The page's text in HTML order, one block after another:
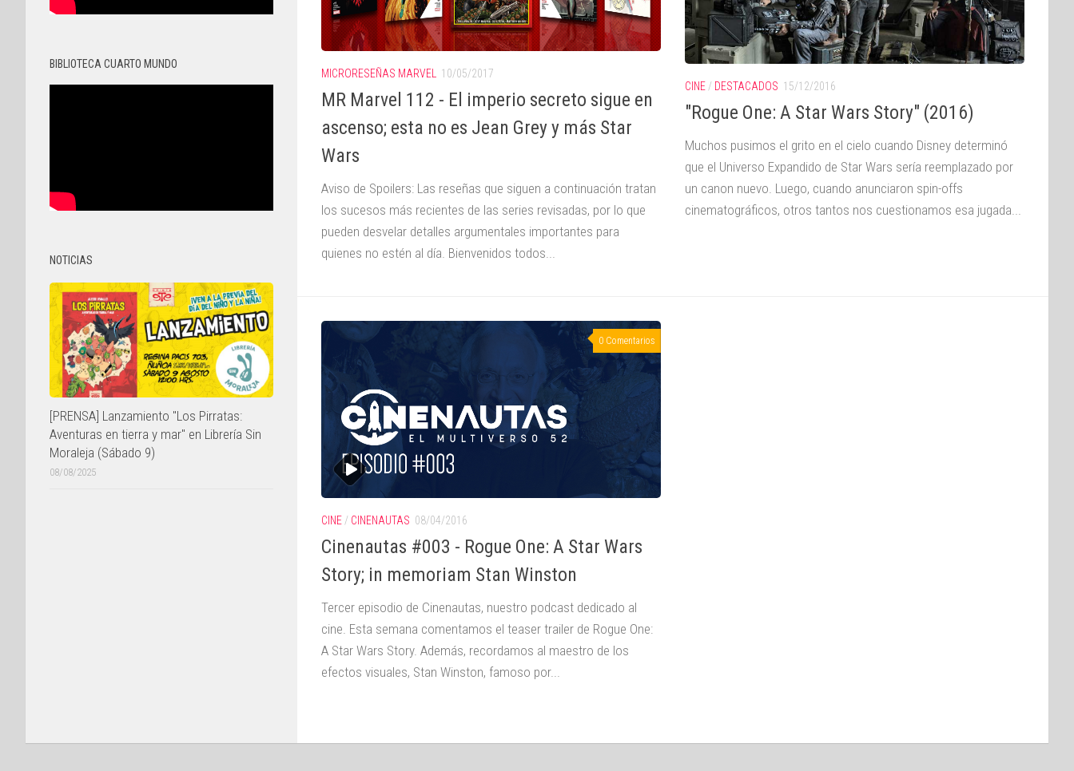
MICRORESEÑAS MARVEL 10/05/2017
MR Marvel 112 - El imperio secreto sigue en
ascenso; esta no es Jean Grey y más Star
Wars
Aviso de Spoilers: Las reseñas que siguen a continuación tratan
los sucesos más recientes de las series revisadas, por lo que
pueden desvelar detalles argumentales importantes para
quienes no estén al día. Bienvenidos todos...
CINE/ DESTACADOS 15/12/2016
"Rogue One: A Star Wars Story" (2016)
Muchos pusimos el grito en el cielo cuando Disney determinó
que el Universo Expandido de Star Wars sería reemplazado por
un canon nuevo. Luego, cuando anunciaron spin-offs
cinematográficos, otros tantos nos cuestionamos esa jugada...
0 Comentarios
CINE / CINENAUTAS 08/04/2016
Cinenautas #003 - Rogue One: A Star Wars
Story; in memoriam Stan Winston
Tercer episodio de Cinenautas, nuestro podcast dedicado al
cine. Esta semana comentamos el teaser trailer de Rogue One:
A Star Wars Story. Además, recordamos al maestro de los
efectos visuales, Stan Winston, famoso por...
BIBLIOTECA CUARTO MUNDO
NOTICIAS
[PRENSA] Lanzamiento "Los Pirratas:
Aventuras en tierra y mar" en Librería Sin
Moraleja (Sábado 9)
08/08/2025